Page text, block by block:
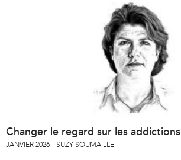
Changer le regard sur les addictions
JANVIER 2026 SUZY SOUMAILLE